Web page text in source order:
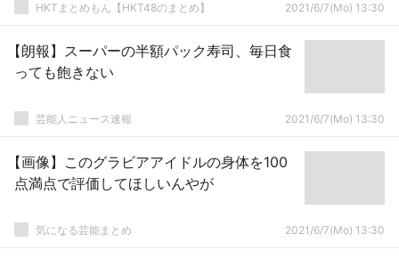
HKTまとめもん【HKT48のまとめ】 2021/6/7(Mo) 13:30
【朗報】スーパーの半額パック寿司、毎日食
っても飽きない
芸能人ニュース速報 2021/6/7(Mo) 13:30
【画像】このグラビアアイドルの身体を100
点満点で評価してほしいんやが
気になる芸能まとめ 2021/6/7(Mo) 13:30